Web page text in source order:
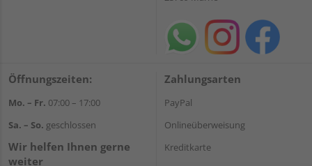
Öffnungszeiten:
Mo. – Fr. 07:00 – 17:00
Sa. – So. geschlossen
Wir helfen Ihnen gerne
weiter
Zahlungsarten
PayPal
Onlineüberweisung
Kreditkarte